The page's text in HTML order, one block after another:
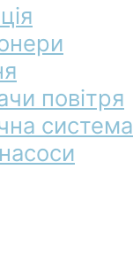
повітря
система